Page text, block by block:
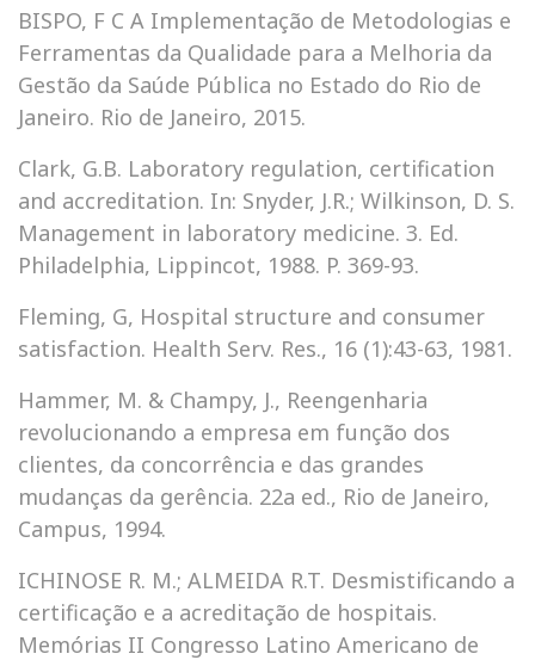
BISPO, F C A Implementação de Metodologias e
Ferramentas da Qualidade para a Melhoria da
Gestão da Saúde Pública no Estado do Rio de
Janeiro. Rio de Janeiro, 2015.
Clark, G.B. Laboratory regulation, certification
and accreditation. In: Snyder, J.R.; Wilkinson, D. S.
Management in laboratory medicine. 3. Ed.
Philadelphia, Lippincot, 1988. P. 369-93.
Fleming, G, Hospital structure and consumer
satisfaction. Health Serv. Res., 16 (1):43-63, 1981.
Hammer, M. & Champy, J., Reengenharia
revolucionando a empresa em função dos
clientes, da concorrência e das grandes
mudanças da gerência. 22a ed., Rio de Janeiro,
Campus, 1994.
ICHINOSE R. M.; ALMEIDA R.T. Desmistificando a
certificação e a acreditação de hospitais.
Memórias II Congresso Latino Americano de